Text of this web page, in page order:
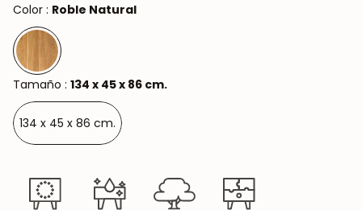
Color : Roble Natural
Tamaño : 134 x 45 x 86 cm.
134 x 45 x 86 cm.